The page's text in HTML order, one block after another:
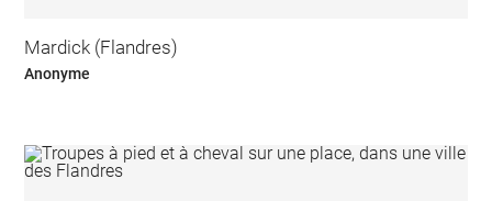
Mardick (Flandres)
Anonyme